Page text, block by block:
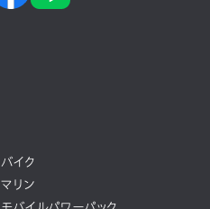
バイク
マリン